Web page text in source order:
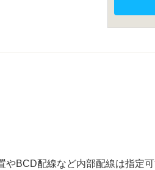
やBCD配線など内部配線は指定